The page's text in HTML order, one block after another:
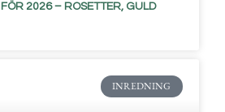
2026 – ROSETTER, GULD
INREDNING